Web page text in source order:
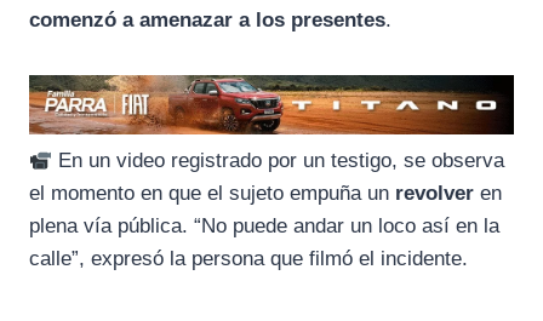
comenzó a amenazar a los presentes.
En un video registrado por un testigo, se observa
el momento en que el sujeto empuña un revolver en
plena vía pública. “No puede andar un loco así en la
calle”, expresó la persona que filmó el incidente.